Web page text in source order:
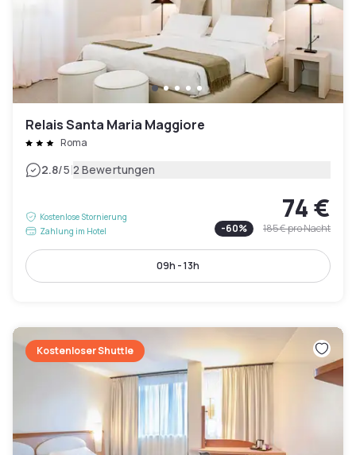
Relais Santa Maria Maggiore
Roma
2.8/5|2 Bewertungen
Kostenlose Stornierung
Zahlung im Hotel
74 €
-60% 185 €pro Nacht
09h - 13h
Kostenloser Shuttle